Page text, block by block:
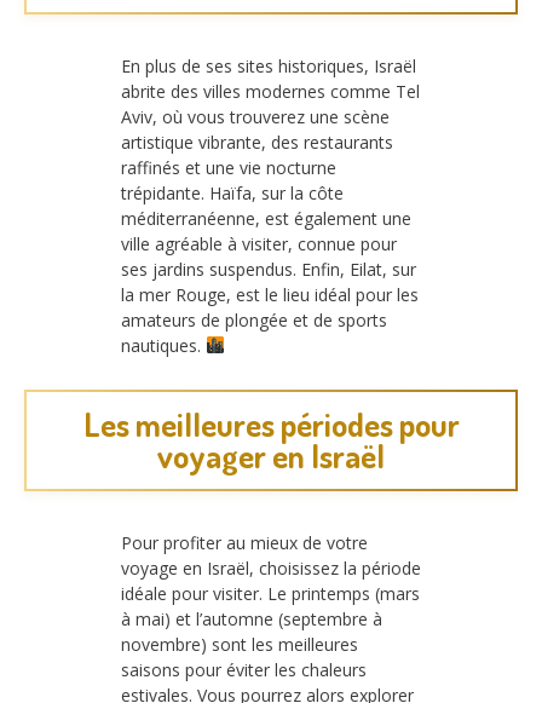
En plus de ses sites historiques, Israël
abrite des villes modernes comme Tel
Aviv, où vous trouverez une scène
artistique vibrante, des restaurants
raffinés et une vie nocturne
trépidante. Haïfa, sur la côte
méditerranéenne, est également une
ville agréable à visiter, connue pour
ses jardins suspendus. Enfin, Eilat, sur
la mer Rouge, est le lieu idéal pour les
amateurs de plongée et de sports
nautiques.
Les meilleures périodes pour
voyager en Israël
Pour profiter au mieux de votre
voyage en Israël, choisissez la période
idéale pour visiter. Le printemps (mars
à mai) et l’automne (septembre à
novembre) sont les meilleures
saisons pour éviter les chaleurs
estivales. Vous pourrez alors explorer